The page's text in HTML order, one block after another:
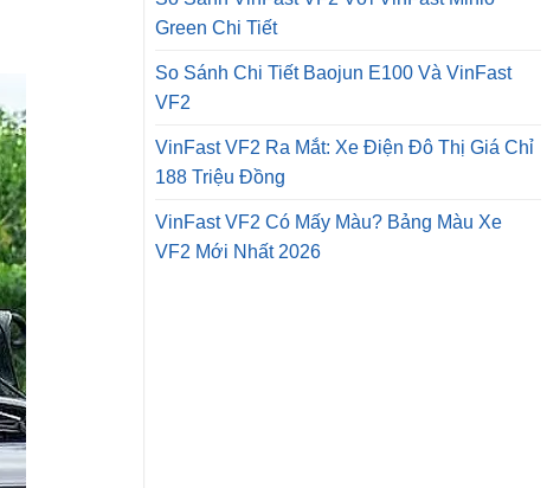
Green Chi Tiết
So Sánh Chi Tiết Baojun E100 Và VinFast
VF2
VinFast VF2 Ra Mắt: Xe Điện Đô Thị Giá Chỉ
188 Triệu Đồng
VinFast VF2 Có Mấy Màu? Bảng Màu Xe
VF2 Mới Nhất 2026